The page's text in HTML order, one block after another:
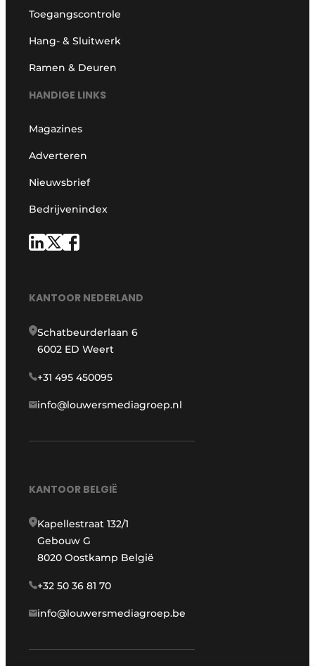
Toegangscontrole
Hang- & Sluitwerk
Ramen & Deuren
HANDIGE LINKS
Magazines
Adverteren
Nieuwsbrief
Bedrijvenindex
KANTOOR NEDERLAND
Schatbeurderlaan 6
6002 ED Weert
+31 495 450095
info@louwersmediagroep.nl
KANTOOR BELGIË
Kapellestraat 132/1
Gebouw G
8020 Oostkamp België
+32 50 36 81 70
info@louwersmediagroep.be